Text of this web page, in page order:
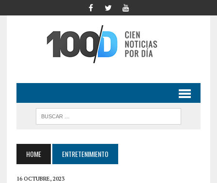
HOME ENTRETENIMIENTO
16 OCTUBRE, 2023